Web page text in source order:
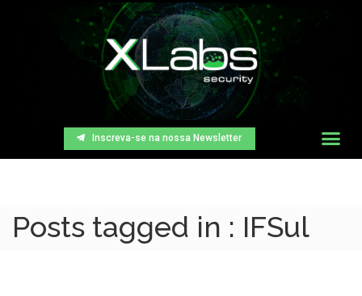
Inscreva-se na nossa Newsletter
Posts tagged in : IFSul